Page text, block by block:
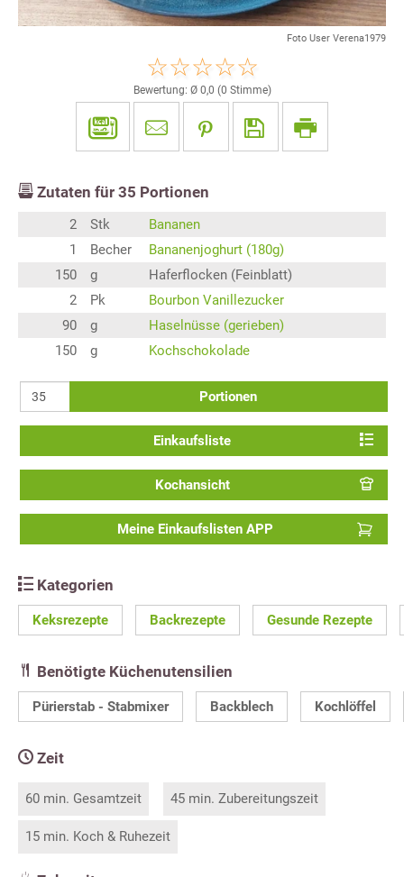
Foto User Verena1979
Bewertung: Ø 0,0 (0 Stimme)
Zutaten für 35 Portionen
2 Stk
Bananen
1
Becher
Bananenjoghurt (180g)
150
g
Haferflocken (Feinblatt)
2
Pk
Bourbon Vanillezucker
90
g
Haselnüsse (gerieben)
150
g Kochschokolade
Portionen
Einkaufsliste
Kochansicht
Meine Einkaufslisten APP
Kategorien
Keksrezepte Backrezepte Gesunde Rezepte
Benötigte Küchenutensilien
Pürierstab - Stabmixer Backblech Kochlöffel
Zeit
60 min. Gesamtzeit 45 min. Zubereitungszeit
15 min. Koch & Ruhezeit